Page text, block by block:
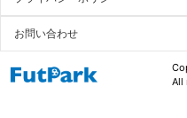
お問い合わせ
All